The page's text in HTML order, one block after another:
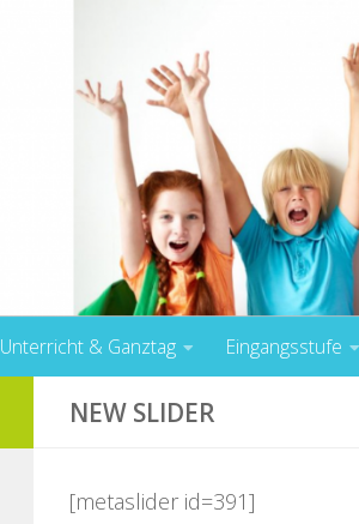
Unterricht & Ganztag Eingangsstufe
NEW SLIDER
[metaslider id=391]